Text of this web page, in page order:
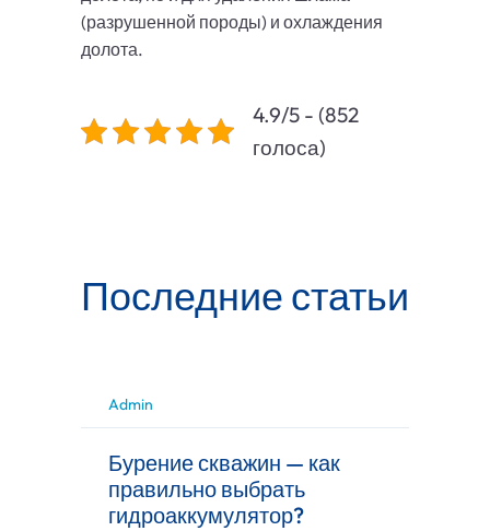
(разрушенной породы) и охлаждения
долота.
4.9/5 - (852
голоса)
Последние статьи
Admin
Бурение скважин — как
правильно выбрать
гидроаккумулятор?